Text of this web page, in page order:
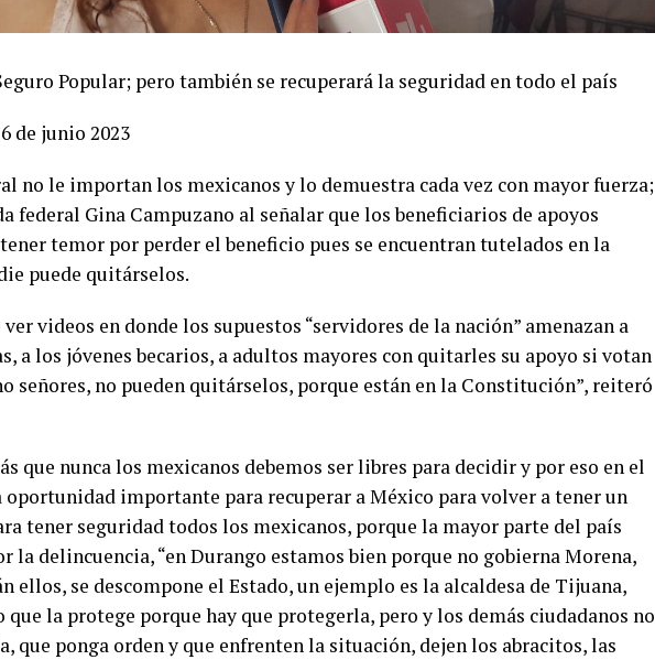
Popular; pero también se recuperará la seguridad en todo el país
de junio 2023
no le importan los mexicanos y lo demuestra cada vez con mayor fuerza;
federal Gina Campuzano al señalar que los beneficiarios de apoyos
temor por perder el beneficio pues se encuentran tutelados en la
puede quitárselos.
ver videos en donde los supuestos “servidores de la nación” amenazan a
a los jóvenes becarios, a adultos mayores con quitarles su apoyo si votan
señores, no pueden quitárselos, porque están en la Constitución”, reiteró
que nunca los mexicanos debemos ser libres para decidir y por eso en el
oportunidad importante para recuperar a México para volver a tener un
tener seguridad todos los mexicanos, porque la mayor parte del país
la delincuencia, “en Durango estamos bien porque no gobierna Morena,
ellos, se descompone el Estado, un ejemplo es la alcaldesa de Tijuana,
que la protege porque hay que protegerla, pero y los demás ciudadanos no
que ponga orden y que enfrenten la situación, dejen los abracitos, las